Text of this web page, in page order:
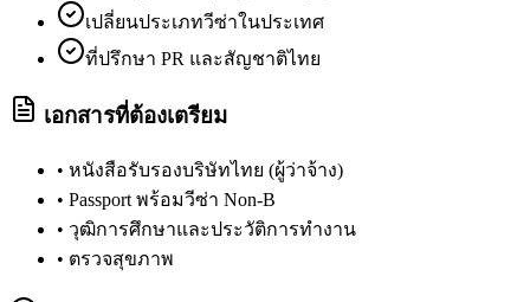
เปลี่ยนประเภทวีซ่าในประเทศ
ที่ปรึกษา PR และสัญชาติไทย
เอกสารที่ต้องเตรียม
• หนังสือรับรองบริษัทไทย (ผู้ว่าจ้าง)
• Passport พร้อมวีซ่า Non-B
• วุฒิการศึกษาและประวัติการทำงาน
• ตรวจสุขภาพ